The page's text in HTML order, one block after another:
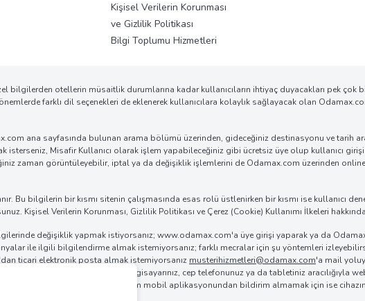
Kişisel Verilerin Korunması
ve Gizlilik Politikası
Bilgi Toplumu Hizmetleri
bilgilerden otellerin müsaitlik durumlarına kadar kullanıcıların ihtiyaç duyacakları pek çok
farklı dil seçenekleri de eklenerek kullanıcılara kolaylık sağlayacak olan
ana sayfasında bulunan arama bölümü üzerinden, gideceğiniz destinasyonu ve tarih
Misafir Kullanıcı olarak işlem yapabileceğiniz gibi ücretsiz üye olup kullanıcı
zaman görüntüleyebilir, iptal ya da değişiklik işlemlerini de Odamax.com üzerinden
bilgilerin bir kısmı sitenin çalışmasında esas rolü üstlenirken bir kısmı ise kullanıcı
Kişisel Verilerin Korunması, Gizlilik Politikası ve Çerez (Cookie) Kullanımı İlkeleri
değişiklik yapmak istiyorsanız; www.odamax.com'a üye girişi yaparak ya da
ile ilgili bilgilendirme almak istemiyorsanız; farklı mecralar için şu yöntemleri
ticari elektronik posta almak istemiyorsanız musterihizmetleri@odamax.com'a mail
'ü arayabilirsiniz. Bilgisayarınız, cep telefonunuz ya da tabletiniz aracılığıyla
sağlayabilirsiniz. Odamax.com mobil aplikasyonundan bildirim almamak için ise